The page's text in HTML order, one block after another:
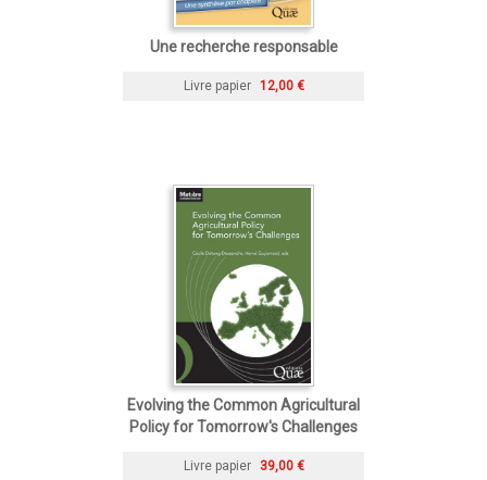
Une recherche responsable
Livre papier 12,00 €
Evolving the Common Agricultural
Policy for Tomorrow's Challenges
Livre papier 39,00 €